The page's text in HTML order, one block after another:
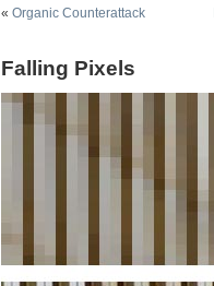
« Organic Counterattack
Falling Pixels